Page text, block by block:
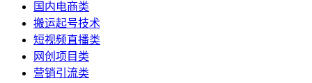
国内电商类
搬运起号技术
短视频直播类
网创项目类
营销引流类